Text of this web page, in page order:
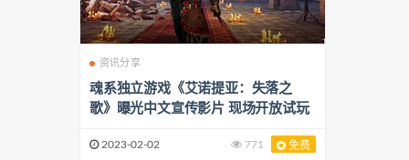
资讯分享
魂系独立游戏《艾诺提亚：失落之
歌》曝光中文宣传影片 现场开放试玩
2023-02-02 771 免费